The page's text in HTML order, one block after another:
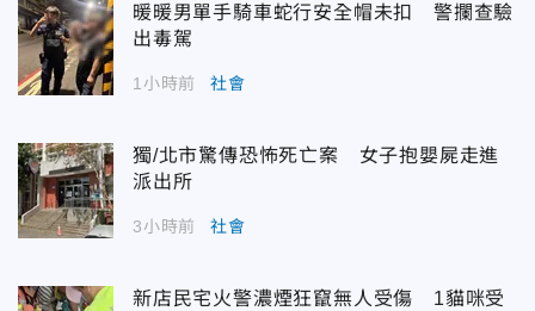
暖暖男單手騎車蛇行安全帽未扣 警攔查驗
出毒駕
1小時前 社會
獨/北市驚傳恐怖死亡案 女子抱嬰屍走進
派出所
3小時前 社會
新店民宅火警濃煙狂竄無人受傷 1貓咪受